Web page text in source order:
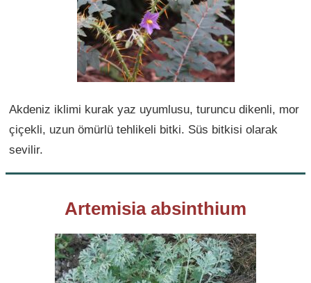
Akdeniz iklimi kurak yaz uyumlusu, turuncu dikenli, mor
çiçekli, uzun ömürlü tehlikeli bitki. Süs bitkisi olarak
sevilir.
Artemisia absinthium